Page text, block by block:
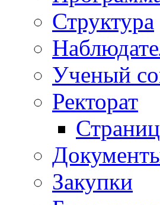
Структура
Ученый
Ректорат
Закупки